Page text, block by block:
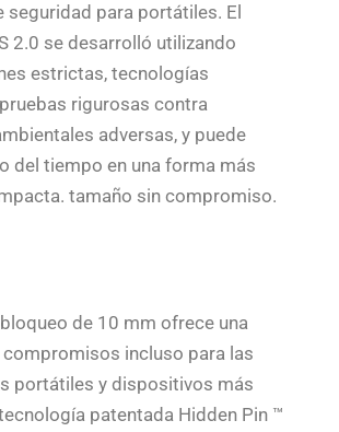
seguridad para portátiles. El
2.0 se desarrolló utilizando
estrictas, tecnologías
rigurosas contra
adversas, y puede
del tiempo en una forma más
tamaño sin compromiso.
de 10 mm ofrece una
incluso para las
portátiles y dispositivos más
patentada Hidden Pin ™